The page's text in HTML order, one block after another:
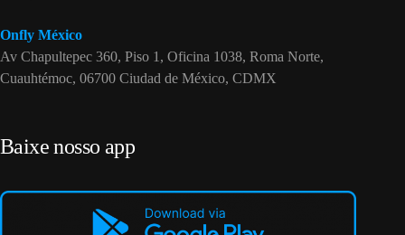
Onfly México
Av Chapultepec 360, Piso 1, Oficina 1038, Roma Norte,
Cuauhtémoc, 06700 Ciudad de México, CDMX
Baixe nosso app